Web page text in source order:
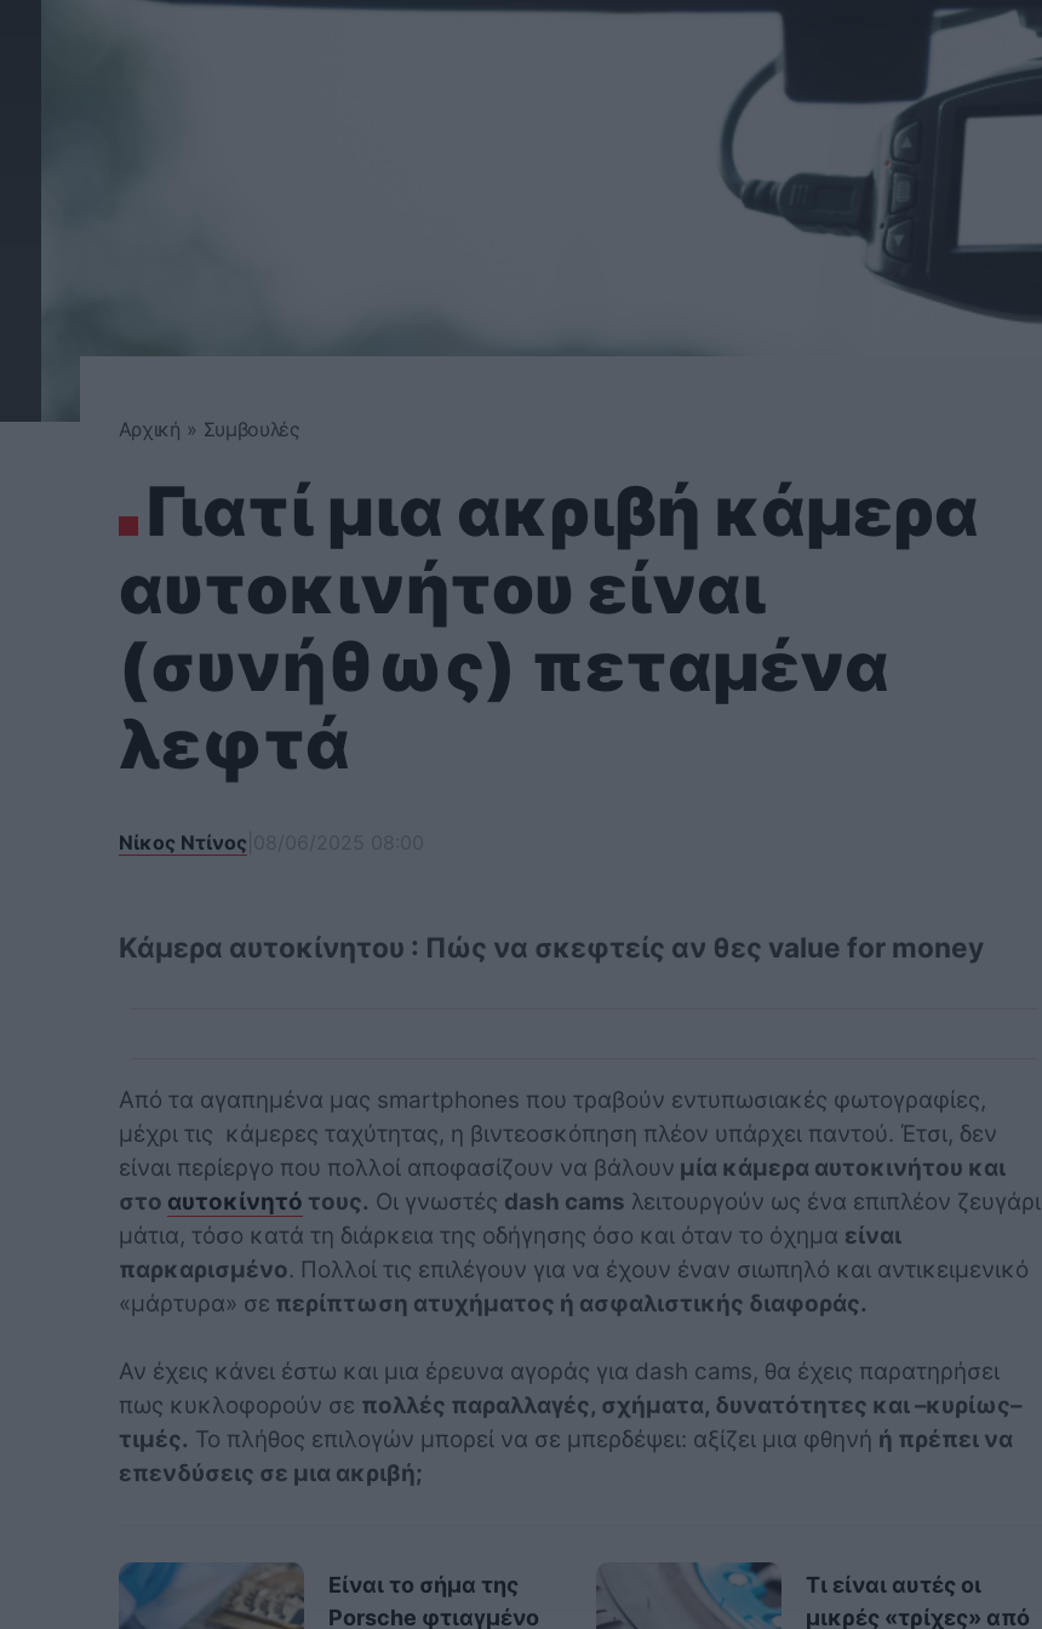
Αρχική » Συμβουλές
Γιατί μια ακριβή κάμερα
αυτοκινήτου είναι
(συνήθως) πεταμένα
λεφτά
Νίκος Ντίνος
Κάμερα αυτοκίνητου : Πώς να σκεφτείς αν θες value for money
Από τα αγαπημένα μας smartphones που τραβούν εντυπωσιακές φωτογραφίες,
μέχρι τις κάμερες ταχύτητας, η βιντεοσκόπηση πλέον υπάρχει παντού. Έτσι, δεν
είναι περίεργο που πολλοί αποφασίζουν να βάλουν μία κάμερα αυτοκινήτου και
στο αυτοκίνητό τους. Οι γνωστές dash cams λειτουργούν ως ένα επιπλέον ζευγάρι
μάτια, τόσο κατά τη διάρκεια της οδήγησης όσο και όταν το όχημα είναι
παρκαρισμένο. Πολλοί τις επιλέγουν για να έχουν έναν σιωπηλό και αντικειμενικό
«μάρτυρα» σε περίπτωση ατυχήματος ή ασφαλιστικής διαφοράς.
Αν έχεις κάνει έστω και μια έρευνα αγοράς για dash cams, θα έχεις παρατηρήσει
πως κυκλοφορούν σε πολλές παραλλαγές, σχήματα, δυνατότητες και –κυρίως–
τιμές. Το πλήθος επιλογών μπορεί να σε μπερδέψει: αξίζει μια φθηνή ή πρέπει να
επενδύσεις σε μια ακριβή;
Είναι το σήμα της
Porsche φτιαγμένο
Τι είναι αυτές οι
μικρές «τρίχες» από